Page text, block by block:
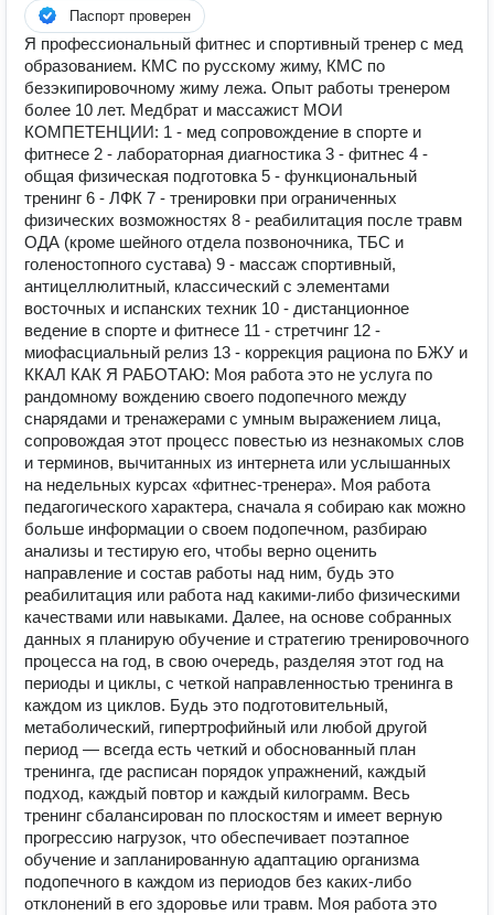
Паспорт проверен
Я профессиональный фитнес и спортивный тренер с мед
образованием. КМС по русскому жиму, КМС по
безэкипировочному жиму лежа. Опыт работы тренером
более 10 лет. Медбрат и массажист МОИ
КОМПЕТЕНЦИИ: 1 - мед сопровождение в спорте и
фитнесе 2 - лабораторная диагностика 3 - фитнес 4 -
общая физическая подготовка 5 - функциональный
тренинг 6 - ЛФК 7 - тренировки при ограниченных
физических возможностях 8 - реабилитация после травм
ОДА (кроме шейного отдела позвоночника, ТБС и
голеностопного сустава) 9 - массаж спортивный,
антицеллюлитный, классический с элементами
восточных и испанских техник 10 - дистанционное
ведение в спорте и фитнесе 11 - стретчинг 12 -
миофасциальный релиз 13 - коррекция рациона по БЖУ и
ККАЛ КАК Я РАБОТАЮ: Моя работа это не услуга по
рандомному вождению своего подопечного между
снарядами и тренажерами с умным выражением лица,
сопровождая этот процесс повестью из незнакомых слов
и терминов, вычитанных из интернета или услышанных
на недельных курсах «фитнес-тренера». Моя работа
педагогического характера, сначала я собираю как можно
больше информации о своем подопечном, разбираю
анализы и тестирую его, чтобы верно оценить
направление и состав работы над ним, будь это
реабилитация или работа над какими-либо физическими
качествами или навыками. Далее, на основе собранных
данных я планирую обучение и стратегию тренировочного
процесса на год, в свою очередь, разделяя этот год на
периоды и циклы, с четкой направленностью тренинга в
каждом из циклов. Будь это подготовительный,
метаболический, гипертрофийный или любой другой
период — всегда есть четкий и обоснованный план
тренинга, где расписан порядок упражнений, каждый
подход, каждый повтор и каждый килограмм. Весь
тренинг сбалансирован по плоскостям и имеет верную
прогрессию нагрузок, что обеспечивает поэтапное
обучение и запланированную адаптацию организма
подопечного в каждом из периодов без каких-либо
отклонений в его здоровье или травм. Моя работа это